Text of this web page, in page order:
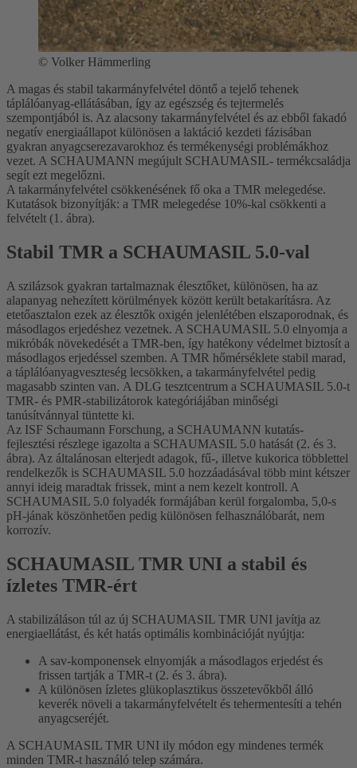
© Volker Hämmerling
A magas és stabil takarmányfelvétel döntő a tejelő tehenek
táplálóanyag-ellátásában, így az egészség és tejtermelés
szempontjából is. Az alacsony takarmányfelvétel és az ebből fakadó
negatív energiaállapot különösen a laktáció kezdeti fázisában
gyakran anyagcserezavarokhoz és termékenységi problémákhoz
vezet. A SCHAUMANN megújult SCHAUMASIL- termékcsaládja
segít ezt megelőzni.
A takarmányfelvétel csökkenésének fő oka a TMR melegedése.
Kutatások bizonyítják: a TMR melegedése 10%-kal csökkenti a
felvételt (1. ábra).
Stabil TMR a SCHAUMASIL 5.0-val
A szilázsok gyakran tartalmaznak élesztőket, különösen, ha az
alapanyag nehezített körülmények között került betakarításra. Az
etetőasztalon ezek az élesztők oxigén jelenlétében elszaporodnak, és
másodlagos erjedéshez vezetnek. A SCHAUMASIL 5.0 elnyomja a
mikróbák növekedését a TMR-ben, így hatékony védelmet biztosít a
másodlagos erjedéssel szemben. A TMR hőmérséklete stabil marad,
a táplálóanyagveszteség lecsökken, a takarmányfelvétel pedig
magasabb szinten van. A DLG tesztcentrum a SCHAUMASIL 5.0-t
TMR- és PMR-stabilizátorok kategóriájában minőségi
tanúsítvánnyal tüntette ki.
Az ISF Schaumann Forschung, a SCHAUMANN kutatás-
fejlesztési részlege igazolta a SCHAUMASIL 5.0 hatását (2. és 3.
ábra). Az általánosan elterjedt adagok, fű-, illetve kukorica többlettel
rendelkezők is SCHAUMASIL 5.0 hozzáadásával több mint kétszer
annyi ideig maradtak frissek, mint a nem kezelt kontroll. A
SCHAUMASIL 5.0 folyadék formájában kerül forgalomba, 5,0-s
pH-jának köszönhetően pedig különösen felhasználóbarát, nem
korrozív.
SCHAUMASIL TMR UNI a stabil és
ízletes TMR-ért
A stabilizáláson túl az új SCHAUMASIL TMR UNI javítja az
energiaellátást, és két hatás optimális kombinációját nyújtja:
A sav-komponensek elnyomják a másodlagos erjedést és
frissen tartják a TMR-t (2. és 3. ábra).
A különösen ízletes glükoplasztikus összetevőkből álló
keverék növeli a takarmányfelvételt és tehermentesíti a tehén
anyagcseréjét.
A SCHAUMASIL TMR UNI ily módon egy mindenes termék
minden TMR-t használó telep számára.